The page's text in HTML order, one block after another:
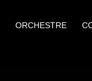
ORCHESTRE